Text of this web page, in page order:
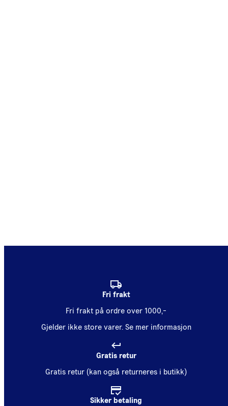
Fri frakt
Fri frakt på ordre over 1000,-
Gjelder ikke store varer. Se mer informasjon
Gratis retur
Gratis retur (kan også returneres i butikk)
Sikker betaling